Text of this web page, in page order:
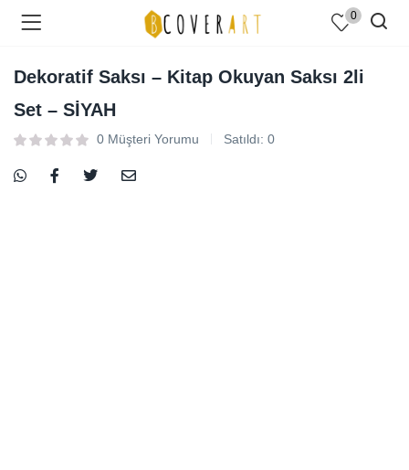
0
Dekoratif Saksı – Kitap Okuyan Saksı 2li
Set – SİYAH
0 Müşteri Yorumu Satıldı: 0